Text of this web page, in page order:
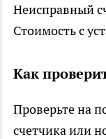
Неисправный
Стоимость с
Как
Проверьте на
счетчика или